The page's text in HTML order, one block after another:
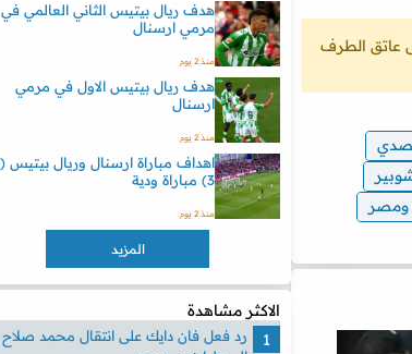
عاتق الطرف
ومصر
هدف ريال بيتيس الثاني العالمي في
مرمي ارسنال
منذ 2 يوم
هدف ريال بيتيس الاول في مرمي
ارسنال
منذ 2 يوم
3) مباراة ودية
منذ 2 يوم
المزيد
الاكثر مشاهدة
رد فعل فان دايك على انتقال محمد صلاح